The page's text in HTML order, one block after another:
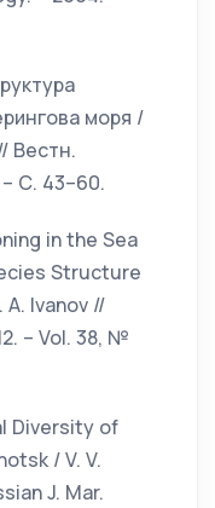
моря /
Вестн.
С. 43–60.
in the Sea
Structure
A. Ivanov //
– Vol. 38, №
Diversity of
/ V. V.
J. Mar.